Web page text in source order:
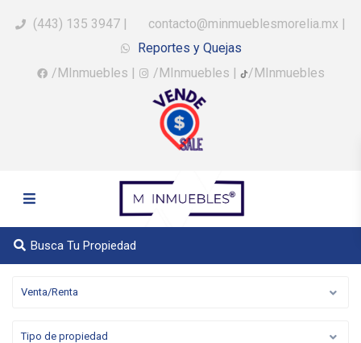
(443) 135 3947 | contacto@minmueblesmorelia.mx |
Reportes y Quejas
/MInmuebles | /MInmuebles | /MInmuebles
Busca Tu Propiedad
Venta/Renta
Tipo de propiedad